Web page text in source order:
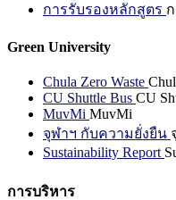
การรับรองหลักสูตร
Green University
Chula Zero Waste
CU Shuttle Bus CU
MuvMi MuvMi
จุฬาฯ กับความยั่งยืน
Sustainability Report
การบริหาร